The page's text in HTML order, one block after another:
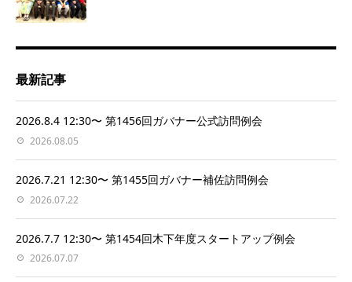
最新記事
2026.8.4 12:30〜 第1456回ガバナー公式訪問例会
2026.08.05
2026.7.21 12:30〜 第1455回ガバナー補佐訪問例会
2026.07.22
2026.7.7 12:30〜 第1454回木下年度スタートアップ例会
2026.07.07